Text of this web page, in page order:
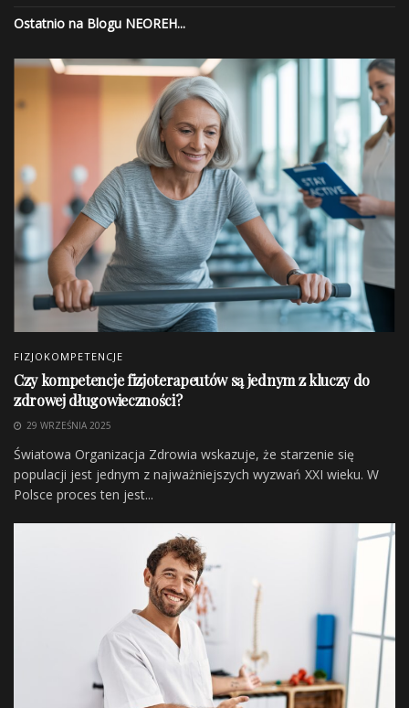
Ostatnio na Blogu NEOREH...
FIZJOKOMPETENCJE
Czy kompetencje fizjoterapeutów są jednym z kluczy do
zdrowej długowieczności?
29 WRZEŚNIA 2025
Światowa Organizacja Zdrowia wskazuje, że starzenie się
populacji jest jednym z najważniejszych wyzwań XXI wieku. W
Polsce proces ten jest...